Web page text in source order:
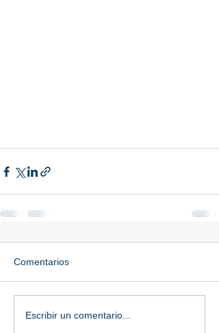
Comentarios
Escribir un comentario...